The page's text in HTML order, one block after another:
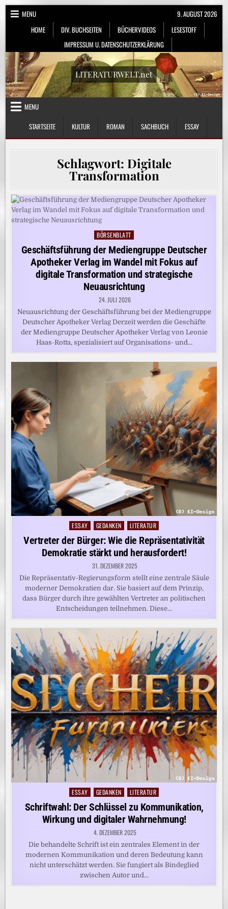
Skip
MENU
HOME
DIV. BUCHSEITEN BÜCHERVIDEOS
LESESTOFF
IMPRESSUM U. DATENSCHUTZERKLÄRUNG
9. AUGUST 2026
LITERATURWELT.net
MENU
STARTSEITE
KULTUR ROMAN SACHBUCH ESSAY
Schlagwort: Digitale
Transformation
Posted
in
BÖRSENBLATT
Geschäftsführung der Mediengruppe Deutscher
Apotheker Verlag im Wandel mit Fokus auf
digitale Transformation und strategische
Neuausrichtung
24. JULI 2026
Neuausrichtung der Geschäftsführung bei der Mediengruppe
Deutscher Apotheker Verlag Derzeit werden die Geschäfte
der Mediengruppe Deutscher Apotheker Verlag von Leonie
Haas-Rotta, spezialisiert auf Organisations- und…
Posted
ESSAY GEDANKEN LITERATUR
Vertreter der Bürger: Wie die Repräsentativität
Demokratie stärkt und herausfordert!
31. DEZEMBER 2025
Die Repräsentativ-Regierungsform stellt eine zentrale Säule
moderner Demokratien dar. Sie basiert auf dem Prinzip,
dass Bürger durch ihre gewählten Vertreter an politischen
Entscheidungen teilnehmen. Diese…
Posted
in
ESSAY GEDANKEN LITERATUR
Schriftwahl: Der Schlüssel zu Kommunikation,
Wirkung und digitaler Wahrnehmung!
4. DEZEMBER 2025
Die behandelte Schrift ist ein zentrales Element in der
modernen Kommunikation und deren Bedeutung kann
nicht unterschätzt werden. Sie fungiert als Bindeglied
zwischen Autor und…